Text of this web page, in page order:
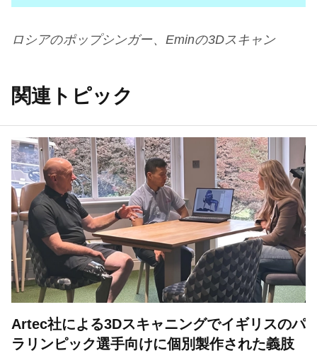
ロシアのポップシンガー、 Eminの3Dスキャン
関連トピック
Artec社による3Dスキャニングでイギリスのパ
ラリンピック選手向けに個別製作された義肢